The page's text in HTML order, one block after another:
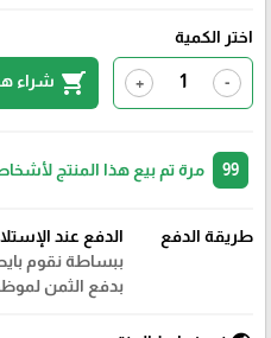
اختر الكمية
-
+
shopping_cart شراء
مرة تم بيع هذا المنتج
طريقة الدفع
الدفع عند
ببساطة نقوم
بدفع الثمن